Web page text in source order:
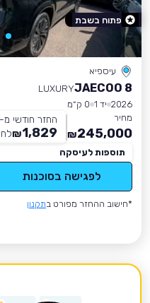
עיספיא
JAECOO 8
LUXURY
2026 יד 1
0 ק״מ
מחיר
245,000
₪
החזר חודשי מ-
1,829
₪
תוספות לעיסקה
לפגישה בסוכנות
*חישוב ההחזר מפורט בתקנון
פתוח בשבת